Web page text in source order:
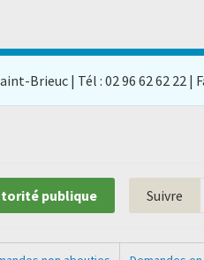
Brieuc | Tél : 02 96 62 62 22 |
publique Suivre